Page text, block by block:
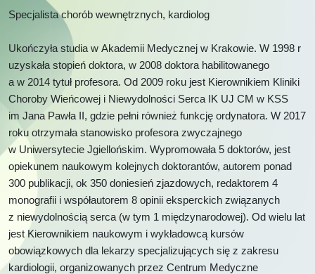
Specjalista chorób wewnętrznych, kardiolog
Ukończyła studia w Akademii Medycznej w Krakowie. W 1998 r
uzyskała stopień doktora, w 2008 doktora habilitowanego
a w 2014 tytuł profesora. Od 2009 roku jest Kierownikiem Kliniki
Choroby Wieńcowej i Niewydolności Serca IK UJ CM w KSS
im Jana Pawła II, gdzie pełni również funkcję ordynatora. W 2017
roku otrzymała stanowisko profesora zwyczajnego
w Uniwersytecie Jgiellońskim. Wypromowała 5 doktorów, jest
opiekunem naukowym kolejnych doktorantów, autorem ponad
300 publikacji, ok 350 doniesień zjazdowych, redaktorem 4
monografii i współautorem 8 opinii eksperckich związanych
z niewydolnością serca (w tym 1 międzynarodowej). Od wielu lat
jest Kierownikiem naukowym i wykładowcą kursów
obowiązkowych dla lekarzy specjalizujących się z zakresu
kardiologii, organizowanych przez Centrum Medyczne